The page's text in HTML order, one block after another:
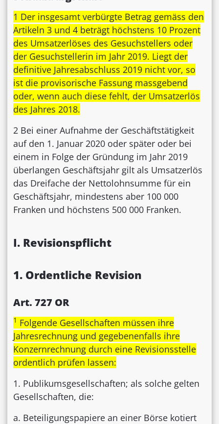
1 Der insgesamt verbürgte Betrag gemäss den
Artikeln 3 und 4 beträgt höchstens 10 Prozent
des Umsatzerlöses des Gesuchstellers oder
der Gesuchstellerin im Jahr 2019. Liegt der
definitive Jahresabschluss 2019 nicht vor, so
ist die provisorische Fassung massgebend
oder, wenn auch diese fehlt, der Umsatzerlös
des Jahres 2018.
2 Bei einer Aufnahme der Geschäftstätigkeit
auf den 1. Januar 2020 oder später oder bei
einem in Folge der Gründung im Jahr 2019
überlangen Geschäftsjahr gilt als Umsatzerlös
das Dreifache der Nettolohnsumme für ein
Geschäftsjahr, mindestens aber 100 000
Franken und höchstens 500 000 Franken.
I. Revisionspflicht
1. Ordentliche Revision
Art. 727 OR
1 Folgende Gesellschaften müssen ihre
Jahresrechnung und gegebenenfalls ihre
Konzernrechnung durch eine Revisionsstelle
ordentlich prüfen lassen:
1. Publikumsgesellschaften; als solche gelten
Gesellschaften, die:
a. Beteiligungspapiere an einer Börse kotiert